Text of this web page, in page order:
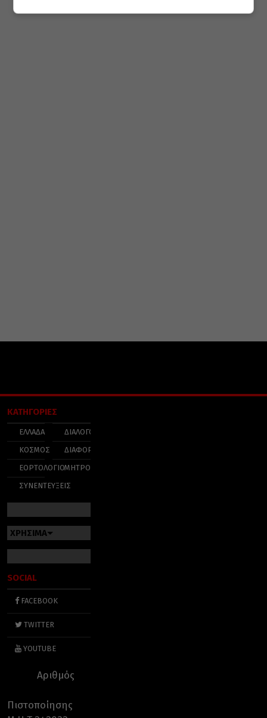
ΚΑΤΗΓΟΡΙΕΣ
ΕΛΛΑΔΑ
ΚΟΣΜΟΣ
ΕΟΡΤΟΛΟΓΙΟ
ΣΥΝΕΝΤΕΥΞΕΙΣ
ΔΙΑΛΟΓΟΣ
ΔΙΑΦΟΡΑ
ΜΗΤΡΟΠΟΛΕΙΣ
ΧΡΗΣΙΜΑ
SOCIAL
FACEBOOK
TWITTER
YOUTUBE
Αριθμός
Πιστοποίησης